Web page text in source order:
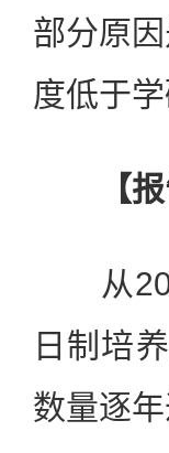
部分原
度低于
【报
从
日制培
数量逐